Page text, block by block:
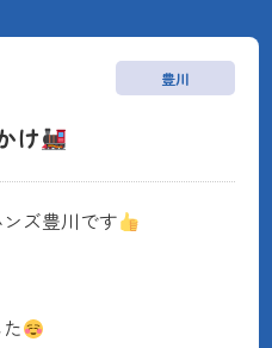
豊川
け
ズ豊川です